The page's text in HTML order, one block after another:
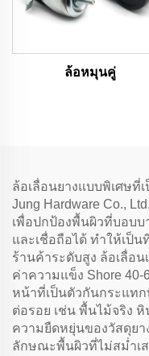
ล้อหมุนคู่
ล้อเลื่อนยางแบบพิเศษที่
Jung Hardware Co.,
เพื่อปกป้องพื้นผิวที่บอบ
และเชื่อถือได้ ทำให้เป็
ร้านค้าระดับสูง ล้อเลื่อ
ค่าความแข็ง Shore 40-
หน้าที่เป็นตัวกันกระแท
ต่อรอย เช่น พื้นไม้จริง
ความยืดหยุ่นของวัสดุยา
ลักษณะพื้นผิวที่ไม่สม่ำเส